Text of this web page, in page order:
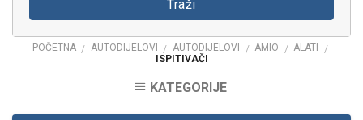
Traži
POČETNA / AUTODIJELOVI / AUTODIJELOVI / AMIO / ALATI
/
ISPITIVAČI
KATEGORIJE